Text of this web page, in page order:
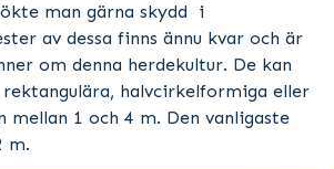
man gärna skydd i
av dessa finns ännu kvar och är
om denna herdekultur. De kan
halvcirkelformiga eller
mellan 1 och 4 m. Den vanligaste
m.